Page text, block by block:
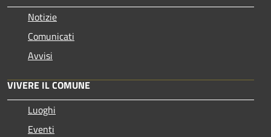
Notizie
Comunicati
Avvisi
VIVERE IL COMUNE
Luoghi
Eventi